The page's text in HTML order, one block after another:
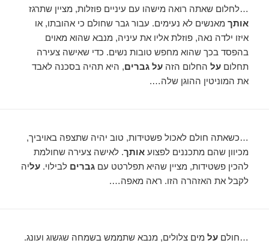
…לחלום שאתה רואה מישהו עם עיניים פוזלות, מציין שתרגז
אותך מאנשים לא נעימים. עבור גבר שחולם כי אהובתו, או
איזו ילדה נאה, פוזלת אליו את עיניה, מנבא שהוא מאוים
בהפסד בכך שהוא מחפש טובות נשים. כדי שאישה צעירה
תחלוםעל החלום הזהעל גברים, היא תהיה בסכנה לאבד
את המוניטין ההוגן שלה….
…כשאתה חולם לאכול פשטידות, טוב יהיה שתצפה באויביך,
מכיוון שהם מתכננים לפצועאותך. לאישה צעירה שחולמת
להכין פשטידות, מציין שהיא תפלרטט עםגברים לבילוי.עליה
לקבל את האזהרה הזו. ראה מאפה….
…חולםעל מים צלולים, מנבא שתממש בשמחה שגשוג ועונג.